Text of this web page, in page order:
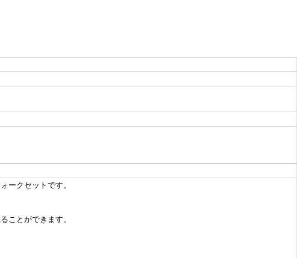
ークセットです。
ことができます。